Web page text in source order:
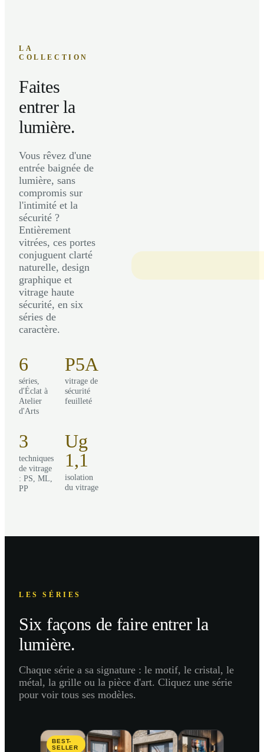
LA
COLLECTION
Faites
entrer la
lumière.
Vous rêvez d'une
entrée baignée de
lumière, sans
compromis sur
l'intimité et la
sécurité ?
Entièrement
vitrées, ces portes
conjuguent clarté
naturelle, design
graphique et
vitrage haute
sécurité, en six
séries de
caractère.
6
séries,
d'Éclat à
Atelier
d'Arts
P5A
vitrage de
sécurité
feuilleté
3
techniques
de vitrage
: PS, ML,
PP
Ug
1,1
isolation
du vitrage
LES SÉRIES
Six façons de faire entrer la
lumière.
Chaque série a sa signature : le motif, le cristal, le
métal, la grille ou la pièce d'art. Cliquez une série
pour voir tous ses modèles.
BEST-
SELLER